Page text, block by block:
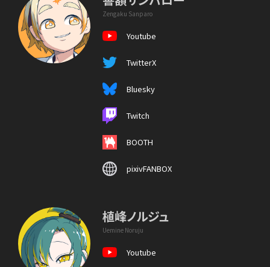
Zengaku Sanparo
Youtube
TwitterX
Bluesky
Twitch
BOOTH
pixivFANBOX
植峰ノルジュ
Uemine Noruju
Youtube